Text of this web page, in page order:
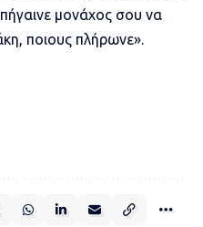
μονάχος σου να
ποιους πλήρωνε».